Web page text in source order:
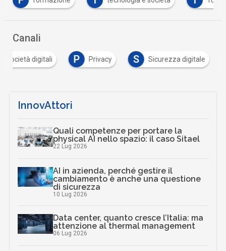
Canali
società digitali P Privacy S Sicurezza digitale
InnovAttori
Quali competenze per portare la
physical AI nello spazio: il caso Sitael
22 Lug 2026
AI in azienda, perché gestire il
cambiamento è anche una questione
di sicurezza
10 Lug 2026
Data center, quanto cresce l’Italia: ma
attenzione al thermal management
06 Lug 2026